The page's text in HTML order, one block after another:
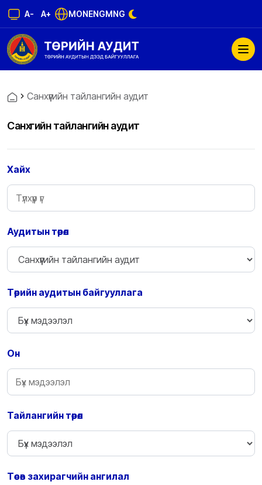
A- A+ MONENGMNG
Санхүүгийн тайлангийн аудит
Санхүүгийн тайлангийн аудит
Хайх
Аудитын төрөл
Төрийн аудитын байгууллага
Он
Тайлангийн төрөл
Төсөв захирагчийн ангилал